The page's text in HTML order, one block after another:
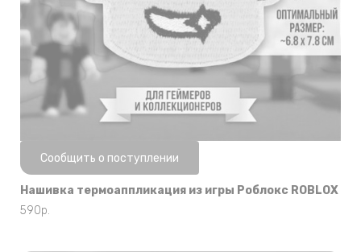
Нет в наличии
Сообщить о поступлении
Нашивка термоаппликация из игры Роблокс ROBLOX
590р.